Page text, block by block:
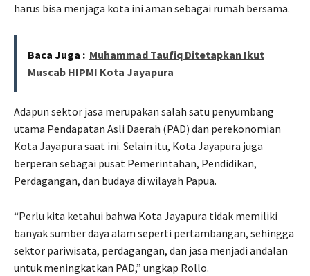
harus bisa menjaga kota ini aman sebagai rumah bersama.
Baca Juga : Muhammad Taufiq Ditetapkan Ikut
Muscab HIPMI Kota Jayapura
Adapun sektor jasa merupakan salah satu penyumbang
utama Pendapatan Asli Daerah (PAD) dan perekonomian
Kota Jayapura saat ini. Selain itu, Kota Jayapura juga
berperan sebagai pusat Pemerintahan, Pendidikan,
Perdagangan, dan budaya di wilayah Papua.
“Perlu kita ketahui bahwa Kota Jayapura tidak memiliki
banyak sumber daya alam seperti pertambangan, sehingga
sektor pariwisata, perdagangan, dan jasa menjadi andalan
untuk meningkatkan PAD,” ungkap Rollo.